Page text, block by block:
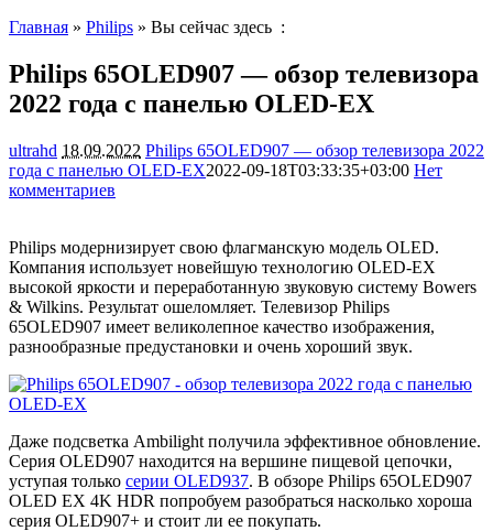
Главная » Philips » Вы сейчас здесь :
Philips 65OLED907 — обзор телевизора
2022 года с панелью OLED-EX
ultrahd 18.09.2022 Philips 65OLED907 — обзор телевизора 2022
года с панелью OLED-EX2022-09-18T03:33:35+03:00 Нет
комментариев
Philips модернизирует свою флагманскую модель OLED.
Компания использует новейшую технологию OLED-EX
высокой яркости и переработанную звуковую систему Bowers
& Wilkins. Результат ошеломляет. Телевизор Philips
65OLED907 имеет великолепное качество изображения,
разнообразные предустановки и очень хороший звук.
Даже подсветка Ambilight получила эффективное обновление.
Серия OLED907 находится на вершине пищевой цепочки,
уступая только серии OLED937. В обзоре Philips 65OLED907
OLED EX 4K HDR попробуем разобраться насколько хороша
серия OLED907+ и стоит ли ее покупать.